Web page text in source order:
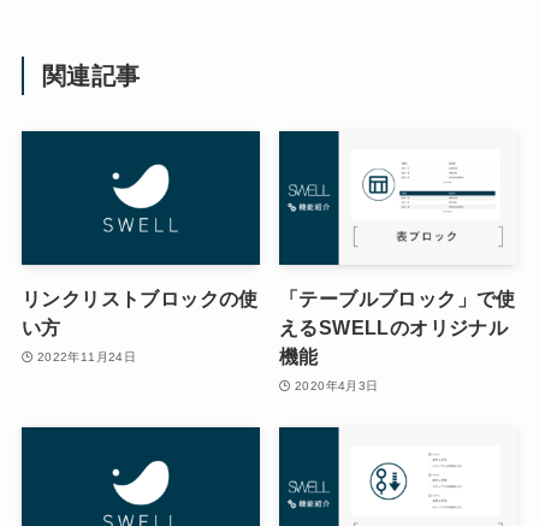
関連記事
リンクリストブロックの使
い方
2022年11月24日
「テーブルブロック」で使
えるSWELLのオリジナル
機能
2020年4月3日